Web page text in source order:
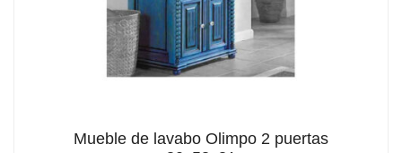
Mueble de lavabo Olimpo 2 puertas